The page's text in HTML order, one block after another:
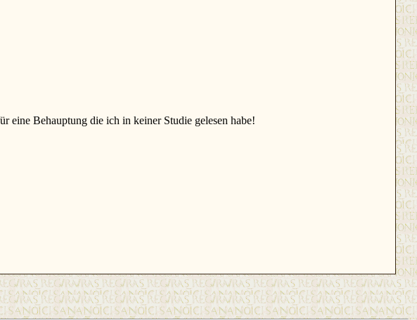
eine Behauptung die ich in keiner Studie gelesen habe!